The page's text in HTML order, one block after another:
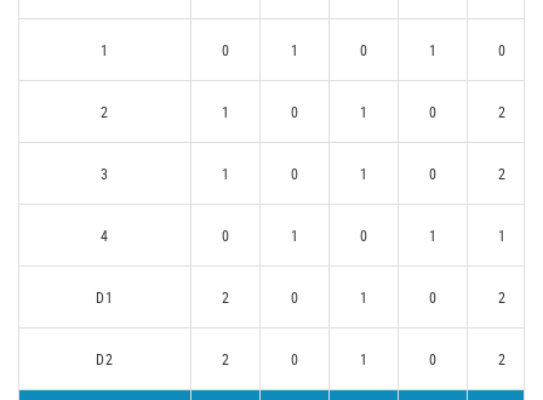
1 0 1 0 1 0
2 1 0 1 0 2
3 1 0 1 0 2
4 0 1 0 1 1
D1 2 0 1 0 2
D2 2 0 1 0 2